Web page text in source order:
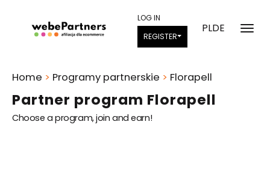
PLDE
LOG IN
REGISTER
Partner program Florapell
Choose a program, join and earn!
Home > Programy partnerskie > Florapell